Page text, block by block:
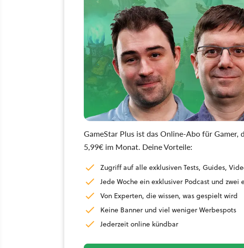
GameStar Plus ist das Online-Abo für Gamer,
5,99€ im Monat. Deine Vorteile:
Zugriff auf alle exklusiven Tests, Guides,
Jede Woche ein exklusiver Podcast und zwei
Von Experten, die wissen, was gespielt wird
Keine Banner und viel weniger Werbespots
Jederzeit online kündbar